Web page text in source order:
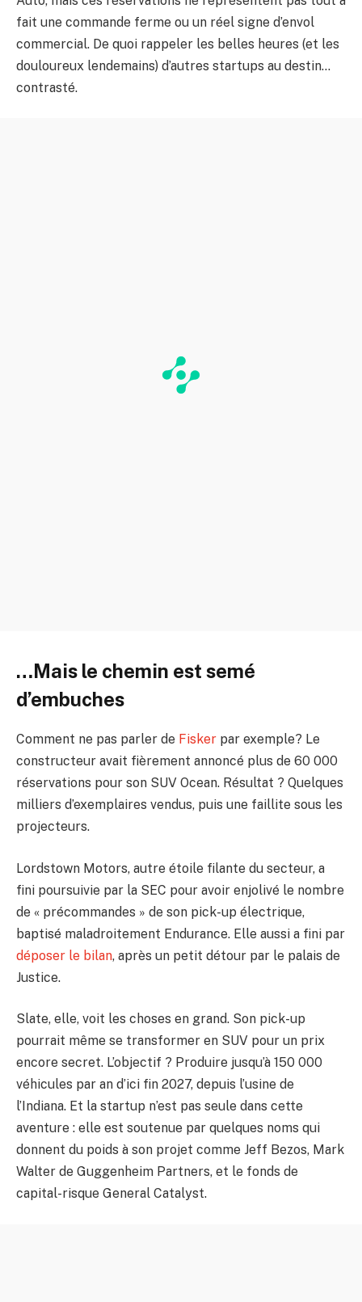
fait une commande ferme ou un réel signe d’envol
commercial. De quoi rappeler les belles heures (et les
douloureux lendemains) d’autres startups au destin…
contrasté.
…Mais le chemin est semé
d’embuches
Comment ne pas parler de Fisker par exemple? Le
constructeur avait fièrement annoncé plus de 60 000
réservations pour son SUV Ocean. Résultat ? Quelques
milliers d’exemplaires vendus, puis une faillite sous les
projecteurs.
Lordstown Motors, autre étoile filante du secteur, a
fini poursuivie par la SEC pour avoir enjolivé le nombre
de « précommandes » de son pick-up électrique,
baptisé maladroitement Endurance. Elle aussi a fini par
déposer le bilan, après un petit détour par le palais de
Justice.
Slate, elle, voit les choses en grand. Son pick-up
pourrait même se transformer en SUV pour un prix
encore secret. L’objectif ? Produire jusqu’à 150 000
véhicules par an d’ici fin 2027, depuis l’usine de
l’Indiana. Et la startup n’est pas seule dans cette
aventure : elle est soutenue par quelques noms qui
donnent du poids à son projet comme Jeff Bezos, Mark
Walter de Guggenheim Partners, et le fonds de
capital-risque General Catalyst.